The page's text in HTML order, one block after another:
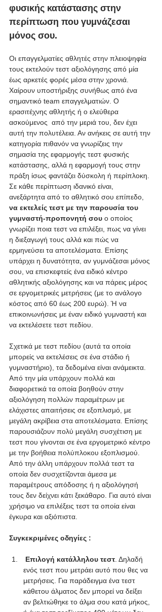
φυσικής κατάστασης στην
περίπτωση που γυμνάζεσαι
μόνος σου.
Οι επαγγελματίες αθλητές στην πλειοψηφία
τους εκτελούν τεστ αξιολόγησης από μία
έως αρκετές φορές μέσα στην χρονιά.
Χαίρουν υποστήριξης συνήθως από ένα
σημαντικό team επαγγελματιών. Ο
ερασιτέχνης αθλητής ή ο ελεύθερα
ασκούμενος  από την μεριά του, δεν έχει
αυτή την πολυτέλεια. Αν ανήκεις σε αυτή την
κατηγορία πιθανόν να γνωρίζεις την
σημασία της εφαρμογής τεστ φυσικής
κατάστασης, αλλά η εφαρμογή τους στην
πράξη ίσως φαντάζει δύσκολη ή περίπλοκη.
Σε κάθε περίπτωση ιδανικό είναι,
ανεξάρτητα από το αθλητικό σου επίπεδο,
να εκτελείς τεστ με την παρουσία του
γυμναστή-προπονητή σου ο οποίος
γνωρίζει ποια τεστ να επιλέξει, πως να γίνει
η διεξαγωγή τους αλλά και πώς να
ερμηνεύσει τα αποτελέσματα. Επίσης
υπάρχει η δυνατότητα, αν γυμνάζεσαι μόνος
σου, να επισκεφτείς ένα ειδικό κέντρο
αθλητικής αξιολόγησης και να πάρεις μέρος
σε εργομετρικές μετρήσεις (με το ανάλογο
κόστος από 60 έως 200 ευρώ). Ή να
επικοινωνήσεις με έναν ειδικό γυμναστή και
να εκτελέσετε τεστ πεδίου.
Σχετικά με τεστ πεδίου (αυτά τα οποία
μπορείς να εκτελέσεις σε ένα στάδιο ή
γυμναστήριο), τα δεδομένα είναι ανάμεικτα.
Από την μία υπάρχουν πολλά και
διαφορετικά τα οποία βοηθούν στην
αξιολόγηση πολλών παραμέτρων με
ελάχιστες απαιτήσεις σε εξοπλισμό, με
μεγάλη ακρίβεια στα αποτελέσματα. Επίσης
παρουσιάζουν πολύ μεγάλη συσχέτιση με
τεστ που γίνονται σε ένα εργομετρικό κέντρο
με την βοήθεια πολύπλοκου εξοπλισμού.
Από την άλλη υπάρχουν πολλά τεστ τα
οποία δεν συσχετίζονται άμεσα με
παραμέτρους απόδοσης ή η αξιολόγησή
τους δεν δείχνει κάτι ξεκάθαρο. Για αυτό είναι
χρήσιμο να επιλέξεις τεστ τα οποία είναι
έγκυρα και αξιόπιστα.
Συγκεκριμένες οδηγίες :
Επιλογή κατάλληλου τεστ . Δηλαδή
ενός τεστ που μετράει αυτό που θες να
μετρήσεις. Για παράδειγμα ένα τεστ
κάθετου άλματος δεν μπορεί να δείξει
αν βελτιώθηκε το άλμα σου κατά μήκος,